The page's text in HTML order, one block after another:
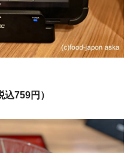
759円）